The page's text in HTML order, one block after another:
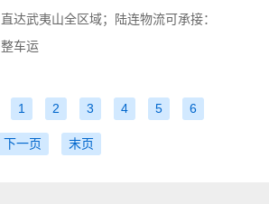
直达武夷山全区域；陆连物流可承接：
整车运
1 2 3 4 5 6
下一页 末页